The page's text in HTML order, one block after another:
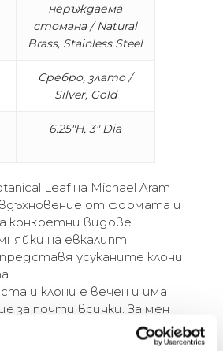
неръждаема
стомана / Natural
Brass, Stainless Steel
Сребро, злато /
Silver, Gold
6.25″H, 3″ Dia
Leaf на Michael Aram
от формата и
конкретни видове
на евкалипт,
усуканите клони
и клони е вечен и има
за почти всички. За мен
за свежест и
материалите и